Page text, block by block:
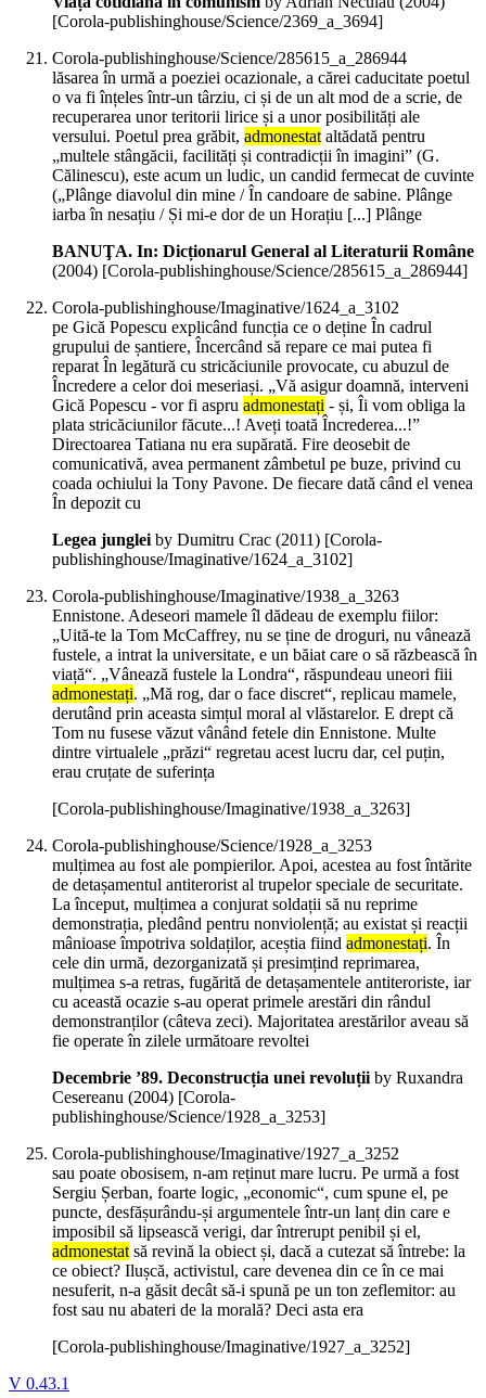
[Corola-publishinghouse/Science/2369_a_3694]
Corola-publishinghouse/Science/285615_a_286944
lăsarea în urmă a poeziei ocazionale, a cărei caducitate poetul
o va fi înțeles într-un târziu, ci și de un alt mod de a scrie, de
recuperarea unor teritorii lirice și a unor posibilități ale
versului. Poetul prea grăbit, admonestataltădată pentru
„multele stângăcii, facilități și contradicții în imagini” (G.
Călinescu), este acum un ludic, un candid fermecat de cuvinte
(„Plânge diavolul din mine / În candoare de sabine. Plânge
iarba în nesațiu / Și mi-e dor de un Horațiu [...] Plânge
BANUŢA. In: Dicționarul General al Literaturii Române
(2004) [Corola-publishinghouse/Science/285615_a_286944]
Corola-publishinghouse/Imaginative/1624_a_3102
pe Gică Popescu explicând funcția ce o deține În cadrul
grupului de șantiere, Încercând să repare ce mai putea fi
reparat În legătură cu stricăciunile provocate, cu abuzul de
Încredere a celor doi meseriași. „Vă asigur doamnă, interveni
Gică Popescu - vor fi aspru admonestați - și, Îi vom obliga la
plata stricăciunilor făcute...! Aveți toată Încrederea...!”
Directoarea Tatiana nu era supărată. Fire deosebit de
comunicativă, avea permanent zâmbetul pe buze, privind cu
coada ochiului la Tony Pavone. De fiecare dată când el venea
În depozit cu
Legea jungleiby Dumitru Crac (2011) [Corola-
publishinghouse/Imaginative/1624_a_3102]
Corola-publishinghouse/Imaginative/1938_a_3263
Ennistone. Adeseori mamele îl dădeau de exemplu fiilor:
„Uită-te la Tom McCaffrey, nu se ține de droguri, nu vânează
fustele, a intrat la universitate, e un băiat care o să răzbească în
viață“. „Vânează fustele la Londra“, răspundeau uneori fiii
admonestați. „Mă rog, dar o face discret“, replicau mamele,
derutând prin aceasta simțul moral al vlăstarelor. E drept că
Tom nu fusese văzut vânând fetele din Ennistone. Multe
dintre virtualele „prăzi“ regretau acest lucru dar, cel puțin,
erau cruțate de suferința
[Corola-publishinghouse/Imaginative/1938_a_3263]
Corola-publishinghouse/Science/1928_a_3253
mulțimea au fost ale pompierilor. Apoi, acestea au fost întărite
de detașamentul antiterorist al trupelor speciale de securitate.
La început, mulțimea a conjurat soldații să nu reprime
demonstrația, pledând pentru nonviolență; au existat și reacții
mânioase împotriva soldaților, aceștia fiind admonestați. În
cele din urmă, dezorganizată și presimțind reprimarea,
mulțimea s-a retras, fugărită de detașamentele antiteroriste, iar
cu această ocazie s-au operat primele arestări din rândul
demonstranților (câteva zeci). Majoritatea arestărilor aveau să
fie operate în zilele următoare revoltei
Decembrie ’89. Deconstrucția unei revoluțiiby Ruxandra
Cesereanu (2004) [Corola-
publishinghouse/Science/1928_a_3253]
Corola-publishinghouse/Imaginative/1927_a_3252
sau poate obosisem, n-am reținut mare lucru. Pe urmă a fost
Sergiu Șerban, foarte logic, „economic“, cum spune el, pe
puncte, desfășurându-și argumentele într-un lanț din care e
imposibil să lipsească verigi, dar întrerupt penibil și el,
admonestatsă revină la obiect și, dacă a cutezat să întrebe: la
ce obiect? Ilușcă, activistul, care devenea din ce în ce mai
nesuferit, n-a găsit decât să-i spună pe un ton zeflemitor: au
fost sau nu abateri de la morală? Deci asta era
[Corola-publishinghouse/Imaginative/1927_a_3252]
V 0.43.1